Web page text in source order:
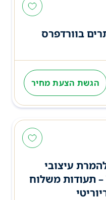
בוורדפרס
הגשת הצעת מחיר
עיצובי
HTML לתבניות Word – תעודות משלוח